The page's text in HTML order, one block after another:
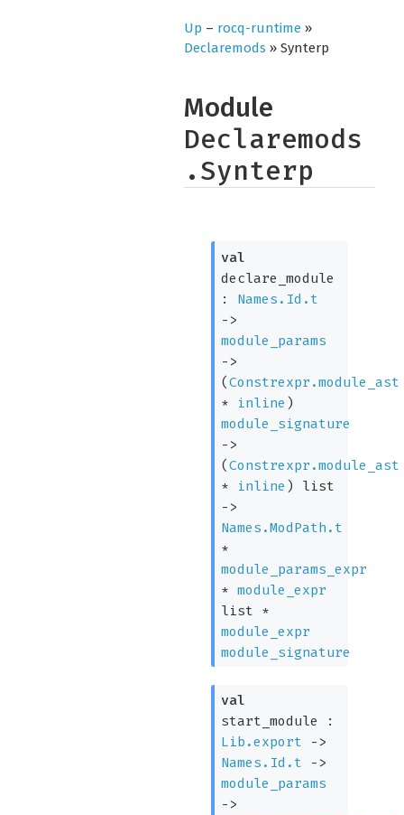
Up – rocq-runtime»
Declaremods » Synterp
Module
Declaremods
.Synterp
val
declare_module
: Names.Id.t
->
module_params
->
(Constrexpr.module_ast
* inline )
module_signature
->
(Constrexpr.module_ast
* inline )
list
->
Names.ModPath.t
*
module_params_expr
*module_expr
list *
module_expr
module_signature
val
start_module :
Lib.export
->
Names.Id.t
->
module_params
->